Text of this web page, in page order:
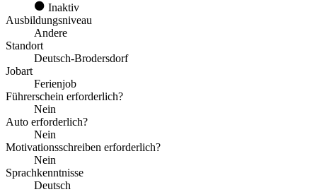
Inaktiv
Ausbildungsniveau
Andere
Standort
Deutsch-Brodersdorf
Jobart
Ferienjob
Führerschein erforderlich?
Nein
Auto erforderlich?
Nein
Motivationsschreiben erforderlich?
Nein
Sprachkenntnisse
Deutsch